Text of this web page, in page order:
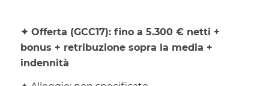
✦ Offerta (GCC17): fino a 5.300 € netti +
bonus + retribuzione sopra la media +
indennità